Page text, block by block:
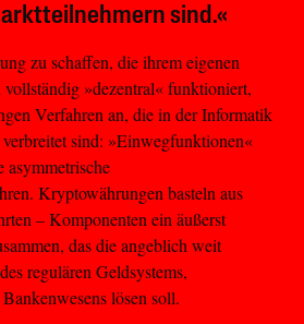
sind.«
zu schaffen, die ihrem eigenen
vollständig »dezentral« funktioniert,
Verfahren an, die in der Informatik
sind: »Einwegfunktionen«
asymmetrische
Kryptowährungen basteln aus
– Komponenten ein äußerst
das die angeblich weit
regulären Geldsystems,
lösen soll.